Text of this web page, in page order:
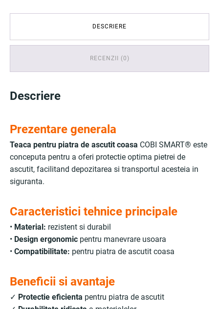
DESCRIERE
RECENZII (0)
Descriere
Prezentare generala
Teaca pentru piatra de ascutit coasa COBI SMART® este
conceputa pentru a oferi protectie optima pietrei de
ascutit, facilitand depozitarea si transportul acesteia in
siguranta.
Caracteristici tehnice principale
• Material: rezistent si durabil
• Design ergonomic pentru manevrare usoara
• Compatibilitate: pentru piatra de ascutit coasa
Beneficii si avantaje
✓ Protectie eficienta pentru piatra de ascutit